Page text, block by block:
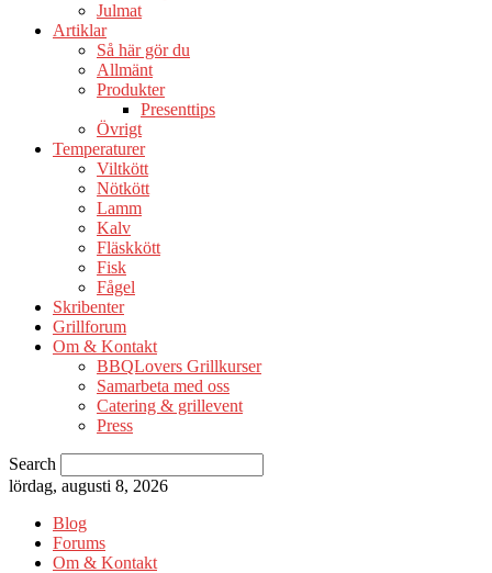
Julmat
Artiklar
Så här gör du
Allmänt
Produkter
Presenttips
Övrigt
Temperaturer
Viltkött
Nötkött
Lamm
Kalv
Fläskkött
Fisk
Fågel
Skribenter
Grillforum
Om & Kontakt
BBQLovers Grillkurser
Samarbeta med oss
Catering & grillevent
Press
Search
lördag, augusti 8, 2026
Blog
Forums
Om & Kontakt